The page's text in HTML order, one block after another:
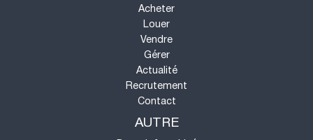
Acheter
Louer
Vendre
Gérer
Actualité
Recrutement
Contact
AUTRE